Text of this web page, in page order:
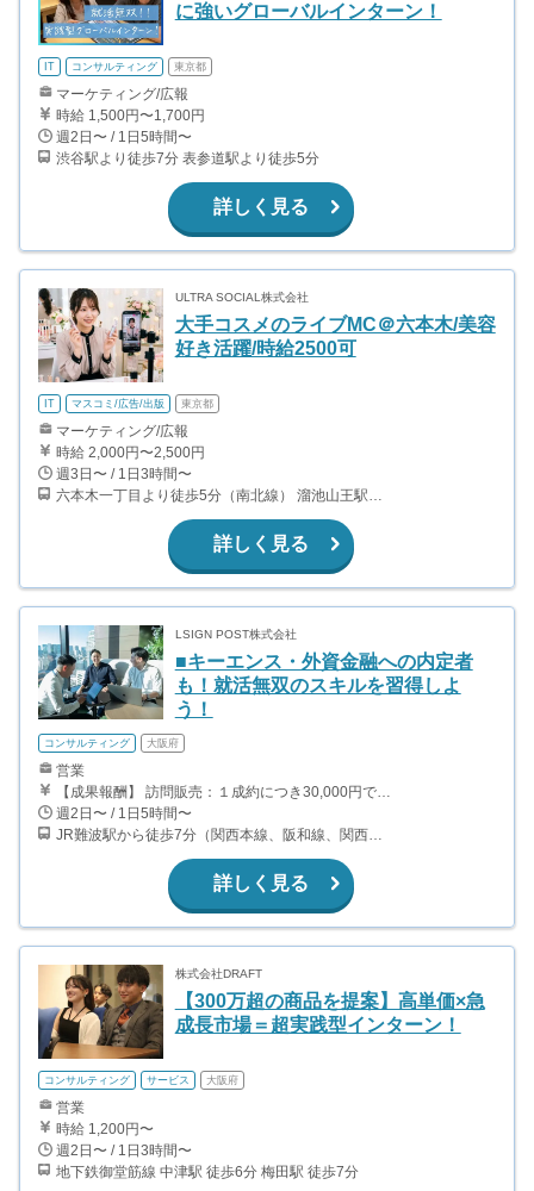
に強いグローバルインターン！
IT コンサルティング 東京都
マーケティング/広報
時給 1,500円〜1,700円
週2日〜 / 1日5時間〜
渋谷駅より徒歩7分 表参道駅より徒歩5分
詳しく見る
ULTRA SOCIAL株式会社
大手コスメのライブMC＠六本木/美容
好き活躍/時給2500可
IT マスコミ/広告/出版 東京都
マーケティング/広報
時給 2,000円〜2,500円
週3日〜 / 1日3時間〜
六本木一丁目より徒歩5分（南北線） 溜池山王駅より徒歩10分（銀座線） 六本木駅より徒歩12分（日比谷線）
詳しく見る
LSIGN POST株式会社
■キーエンス・外資金融への内定者
も！就活無双のスキルを習得しよ
う！
コンサルティング 大阪府
営業
【成果報酬】 訪問販売：１成約につき30,000円です。 例えば、光インターネットの成約であれば、平均的に2.5日で1件の契約が見込めます。（12,000円/1日6時間稼働） ＜月収例＞月に100万以上稼ぐ方もいます！ ・月5件成約：150,000円 ・月15件成約：450,000円 ・月30成約：900,000円➕マネジメントインセンティブ300,000円 合計1,200,000円 時給換算で2,000円程度が、平均的なインターン生の報酬となっています。
週2日〜 / 1日5時間〜
JR難波駅から徒歩7分（関西本線、阪和線、関西空港線） 大阪難波駅から徒歩13分（近鉄奈良線、阪神なんば線） 桜川駅から徒歩4分（大阪メトロ千日前線、阪神なんば線）
詳しく見る
株式会社DRAFT
【300万超の商品を提案】高単価×急
成長市場＝超実践型インターン！
コンサルティング サービス 大阪府
営業
時給 1,200円〜
週2日〜 / 1日3時間〜
地下鉄御堂筋線 中津駅 徒歩6分 梅田駅 徒歩7分